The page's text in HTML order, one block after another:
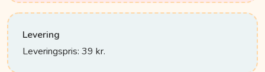
Levering
Leveringspris: 39 kr.